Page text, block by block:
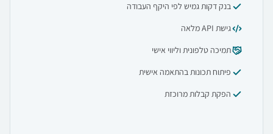
בנק דקות גמיש לפי היקף העבודה
גישת API מלאה
תמיכה טלפונית וליווי אישי
פיתוח תכונות בהתאמה אישית
הפקת קבלות מרוכזת